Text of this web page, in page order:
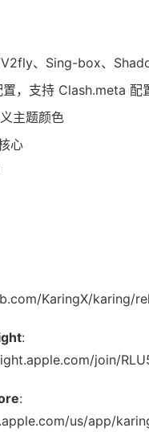
、Sing-box、
，支持 Clash.meta 配
主题颜色
心
KaringX/karing/
:
join/
:
us/app/